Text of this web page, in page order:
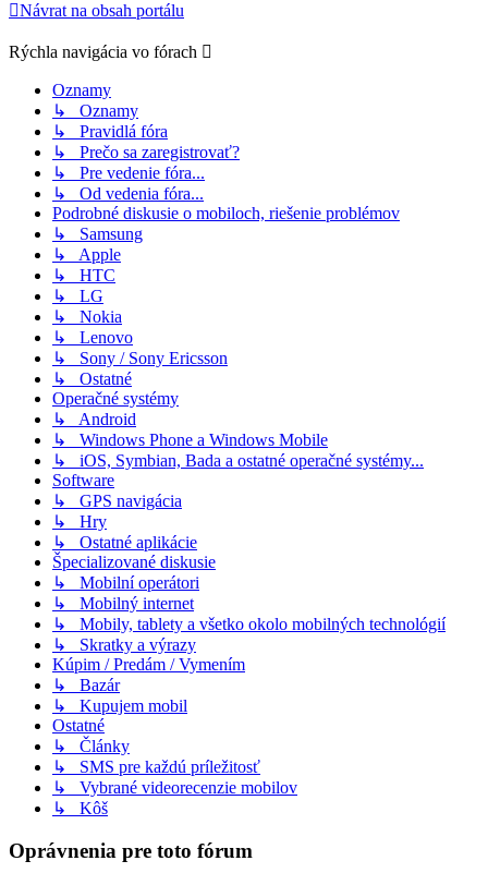
Návrat na obsah portálu
Rýchla navigácia vo fórach
Oznamy
↳ Oznamy
↳ Pravidlá fóra
↳ Prečo sa zaregistrovať?
↳ Pre vedenie fóra...
↳ Od vedenia fóra...
Podrobné diskusie o mobiloch, riešenie problémov
↳ Samsung
↳ Apple
↳ HTC
↳ LG
↳ Nokia
↳ Lenovo
↳ Sony / Sony Ericsson
↳ Ostatné
Operačné systémy
↳ Android
↳ Windows Phone a Windows Mobile
↳ iOS, Symbian, Bada a ostatné operačné systémy...
Software
↳ GPS navigácia
↳ Hry
↳ Ostatné aplikácie
Špecializované diskusie
↳ Mobilní operátori
↳ Mobilný internet
↳ Mobily, tablety a všetko okolo mobilných technológií
↳ Skratky a výrazy
Kúpim / Predám / Vymením
↳ Bazár
↳ Kupujem mobil
Ostatné
↳ Články
↳ SMS pre každú príležitosť
↳ Vybrané videorecenzie mobilov
↳ Kôš
Oprávnenia pre toto fórum